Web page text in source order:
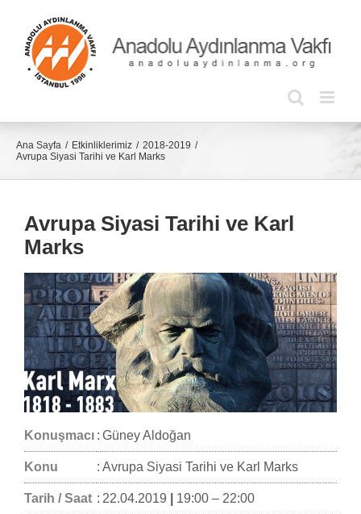
content
Ana Sayfa Etkinliklerimiz
2018-2019
Avrupa Siyasi Tarihi ve Karl Marks
Avrupa Siyasi Tarihi ve Karl
Marks
Konuşmacı : Güney Aldoğan
Konu : Avrupa Siyasi Tarihi ve Karl Marks
Tarih / Saat : 22.04.2019 19:00 – 22:00